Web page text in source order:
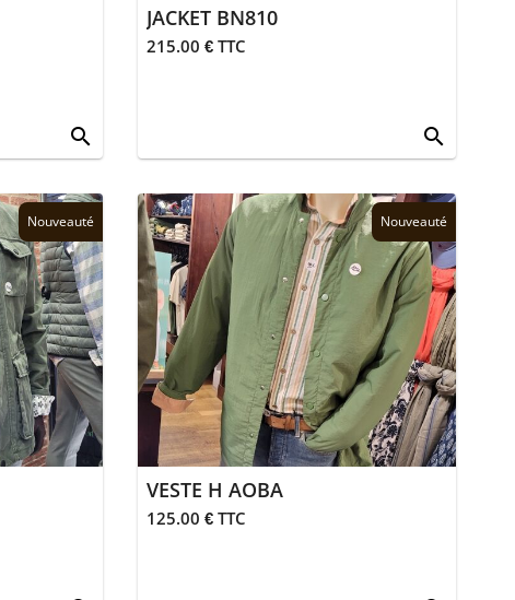
search
JACKET BN810
215.00 € TTC
search
Nouveauté Nouveauté
VESTE H AOBA
125.00 € TTC